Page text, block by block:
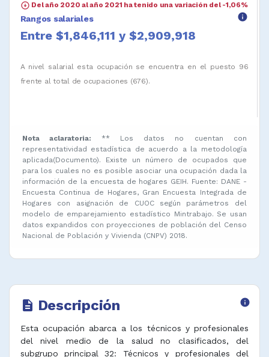
arrow_circle_down Del año 2020 al año 2021 ha tenido una variación del -1,06%
Rangos salariales info
Entre $1,846,111 y $2,909,918
A nivel salarial esta ocupación se encuentra en el puesto 96
frente al total de ocupaciones (676).
Nota aclaratoria:
** Los datos no cuentan con
representatividad estadística de acuerdo a la metodología
aplicada(Documento). Existe un número de ocupados que
para los cuales no es posible asociar una ocupación dada la
información de la encuesta de hogares GEIH. Fuente: DANE -
Encuesta Continua de Hogares, Gran Encuesta Integrada de
Hogares con asignación de CUOC según parámetros del
modelo de emparejamiento estadístico Mintrabajo. Se usan
datos expandidos con proyecciones de población del Censo
Nacional de Población y Vivienda (CNPV) 2018.
description Descripción info
Esta ocupación abarca a los técnicos y profesionales
del nivel medio de la salud no clasificados, del
subgrupo principal 32: Técnicos y profesionales del